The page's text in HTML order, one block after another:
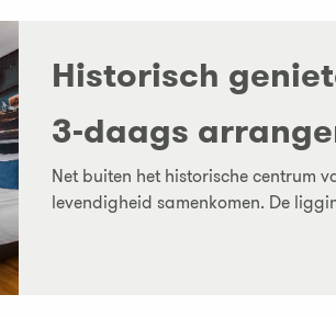
Historisch
3-daags
Net buiten het historische centrum
levendigheid samenkomen. De